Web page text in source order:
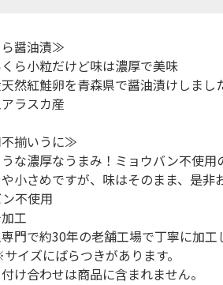
醤油漬≫
ら小粒だけど味は濃厚で美味
然紅鮭卵を青森県で醤油漬けしまし
ラスカ産
揃いうに≫
な濃厚なうまみ！ミョウバン不使用
小さめですが、味はそのまま、是非
不使用
工
門で約30年の老舗工場で丁寧に加工
イズにばらつきがあります。
け合わせは商品に含まれません。